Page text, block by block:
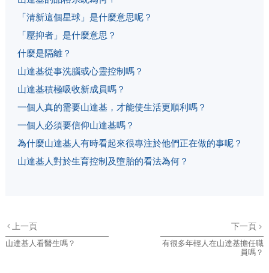
「清新這個星球」是什麼意思呢？
「壓抑者」是什麼意思？
什麼是隔離？
山達基從事洗腦或心靈控制嗎？
山達基積極吸收新成員嗎？
一個人真的需要山達基，才能使生活更順利嗎？
一個人必須要信仰山達基嗎？
為什麼山達基人有時看起來很專注於他們正在做的事呢？
山達基人對於生育控制及墮胎的看法為何？
上一頁
山達基人看醫生嗎？
下一頁
有很多年輕人在山達基擔任職
員嗎？